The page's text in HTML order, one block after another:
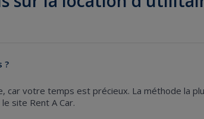
?
car votre temps est précieux. La méthode la
le site Rent A Car.